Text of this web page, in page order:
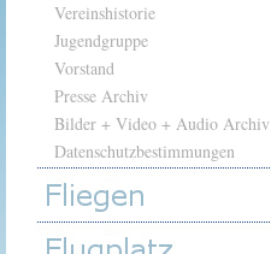
Vereinshistorie
Jugendgruppe
Vorstand
Presse Archiv
Bilder + Video + Audio Archiv
Datenschutzbestimmungen